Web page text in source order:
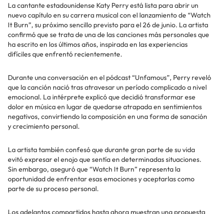
La cantante estadounidense Katy Perry está lista para abrir un
nuevo capítulo en su carrera musical con el lanzamiento de “Watch
It Burn”, su próximo sencillo previsto para el 26 de junio. La artista
confirmó que se trata de una de las canciones más personales que
ha escrito en los últimos años, inspirada en las experiencias
difíciles que enfrentó recientemente.
Durante una conversación en el pódcast “Unfamous”, Perry reveló
que la canción nació tras atravesar un período complicado a nivel
emocional. La intérprete explicó que decidió transformar ese
dolor en música en lugar de quedarse atrapada en sentimientos
negativos, convirtiendo la composición en una forma de sanación
y crecimiento personal.
La artista también confesó que durante gran parte de su vida
evitó expresar el enojo que sentía en determinadas situaciones.
Sin embargo, aseguró que “Watch It Burn” representa la
oportunidad de enfrentar esas emociones y aceptarlas como
parte de su proceso personal.
Los adelantos compartidos hasta ahora muestran una propuesta